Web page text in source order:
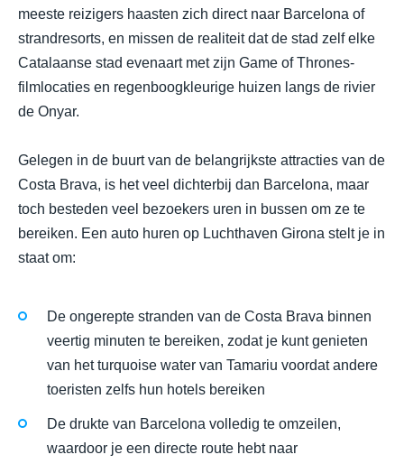
meeste reizigers haasten zich direct naar Barcelona of
strandresorts, en missen de realiteit dat de stad zelf elke
Catalaanse stad evenaart met zijn Game of Thrones-
filmlocaties en regenboogkleurige huizen langs de rivier
de Onyar.
Gelegen in de buurt van de belangrijkste attracties van de
Costa Brava, is het veel dichterbij dan Barcelona, maar
toch besteden veel bezoekers uren in bussen om ze te
bereiken. Een auto huren op Luchthaven Girona stelt je in
staat om:
De ongerepte stranden van de Costa Brava binnen
veertig minuten te bereiken, zodat je kunt genieten
van het turquoise water van Tamariu voordat andere
toeristen zelfs hun hotels bereiken
De drukte van Barcelona volledig te omzeilen,
waardoor je een directe route hebt naar